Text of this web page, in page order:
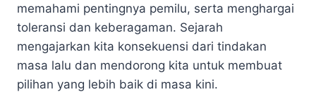
memahami pentingnya pemilu, serta menghargai
toleransi dan keberagaman. Sejarah
mengajarkan kita konsekuensi dari tindakan
masa lalu dan mendorong kita untuk membuat
pilihan yang lebih baik di masa kini.